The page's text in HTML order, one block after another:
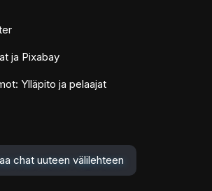
ja Pixabay
Ylläpito ja pelaajat
chat uuteen välilehteen